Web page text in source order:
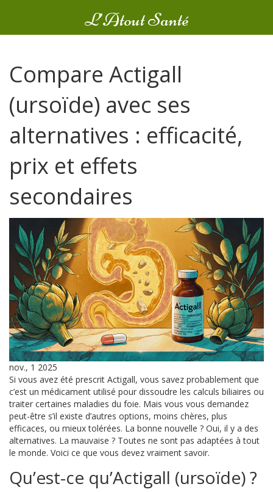
L’Atout Santé
Compare Actigall
(ursoïde) avec ses
alternatives : efficacité,
prix et effets
secondaires
nov., 1 2025
Si vous avez été prescrit Actigall, vous savez probablement que
c’est un médicament utilisé pour dissoudre les calculs biliaires ou
traiter certaines maladies du foie. Mais vous vous demandez
peut-être s’il existe d’autres options, moins chères, plus
efficaces, ou mieux tolérées. La bonne nouvelle ? Oui, il y a des
alternatives. La mauvaise ? Toutes ne sont pas adaptées à tout
le monde. Voici ce que vous devez vraiment savoir.
Qu’est-ce qu’Actigall (ursoïde) ?